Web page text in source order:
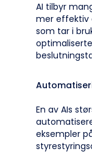
AI tilbyr
mer effektiv
som tar i
En av AIs
eksempler